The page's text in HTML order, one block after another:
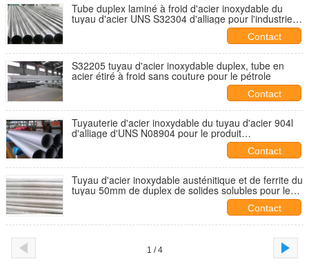
Tube duplex laminé à froid d'acier inoxydable du
tuyau d'acier UNS S32304 d'alliage pour l'industrie
Contact
S32205 tuyau d'acier inoxydable duplex, tube en
acier étiré à froid sans couture pour le pétrole
Contact
Tuyauterie d'acier inoxydable du tuyau d'acier 904l
d'alliage d'UNS N08904 pour le produit
Contact
Tuyau d'acier inoxydable austénitique et de ferrite du
tuyau 50mm de duplex de solides solubles pour le
Contact
1 / 4